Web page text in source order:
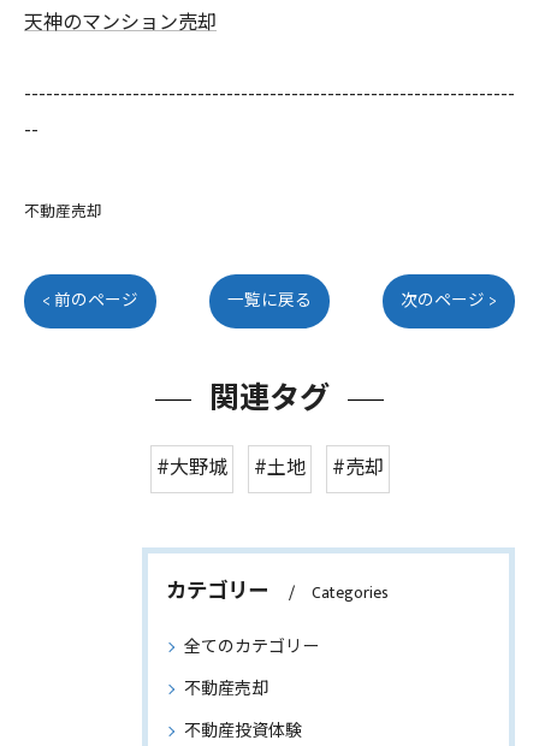
天神のマンション売却
--------------------------------------------------------------------
--
不動産売却
< 前のページ 一覧に戻る 次のページ >
関連タグ
#大野城 #土地 #売却
カテゴリー Categories
全てのカテゴリー
不動産売却
不動産投資体験